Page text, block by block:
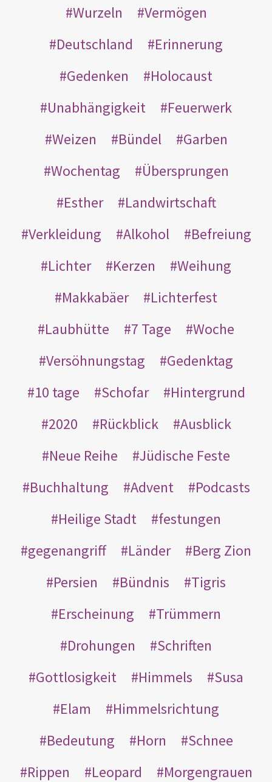
Wurzeln
Vermögen
Deutschland
Erinnerung
Gedenken
Holocaust
Unabhängigkeit
Feuerwerk
Weizen
Bündel
Garben
Wochentag
Übersprungen
Esther
Landwirtschaft
Verkleidung
Alkohol
Befreiung
Lichter
Kerzen
Weihung
Makkabäer
Lichterfest
Laubhütte
7 Tage
Woche
Versöhnungstag
Gedenktag
10 tage
Schofar
Hintergrund
2020
Rückblick
Ausblick
Neue Reihe
Jüdische Feste
Buchhaltung
Advent
Podcasts
Heilige Stadt
festungen
gegenangriff
Länder
Berg Zion
Persien
Bündnis
Tigris
Erscheinung
Trümmern
Drohungen
Schriften
Gottlosigkeit
Himmels
Susa
Elam
Himmelsrichtung
Bedeutung
Horn
Schnee
Rippen
Leopard
Morgengrauen